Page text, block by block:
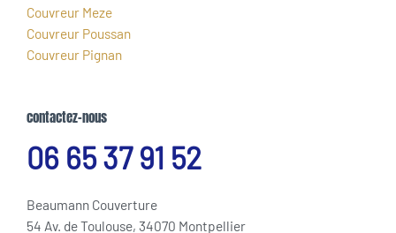
Couvreur Meze
Couvreur Poussan
Couvreur Pignan
contactez-nous
06 65 37 91 52
Beaumann Couverture
54 Av. de Toulouse, 34070 Montpellier